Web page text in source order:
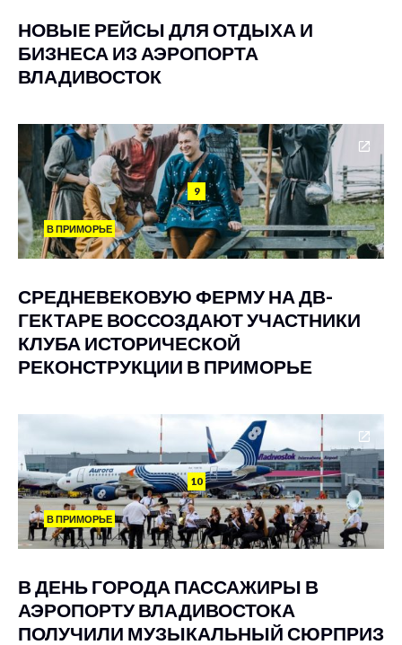
НОВЫЕ РЕЙСЫ ДЛЯ ОТДЫХА И
БИЗНЕСА ИЗ АЭРОПОРТА
ВЛАДИВОСТОК
9
В ПРИМОРЬЕ
СРЕДНЕВЕКОВУЮ ФЕРМУ НА ДВ-
ГЕКТАРЕ ВОССОЗДАЮТ УЧАСТНИКИ
КЛУБА ИСТОРИЧЕСКОЙ
РЕКОНСТРУКЦИИ В ПРИМОРЬЕ
10
В ПРИМОРЬЕ
В ДЕНЬ ГОРОДА ПАССАЖИРЫ В
АЭРОПОРТУ ВЛАДИВОСТОКА
ПОЛУЧИЛИ МУЗЫКАЛЬНЫЙ СЮРПРИЗ